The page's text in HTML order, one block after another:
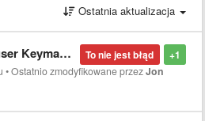
Ostatnia aktualizacja
+1
To nie jest błąd
keymaps don't change
•Ostatnio zmodyfikowane przezJon